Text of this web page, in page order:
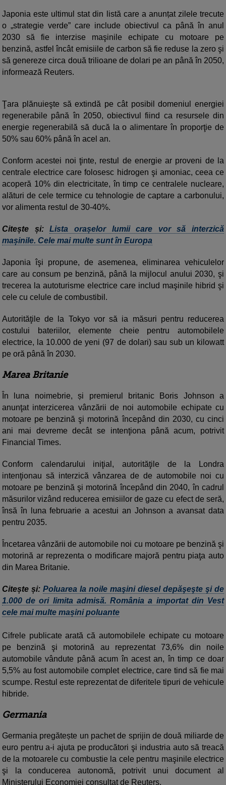
Japonia este ultimul stat din listă care a anunțat zilele trecute
o „strategie verde” care include obiectivul ca până în anul
2030 să fie interzise maşinile echipate cu motoare pe
benzină, astfel încât emisiile de carbon să fie reduse la zero şi
să genereze circa două trilioane de dolari pe an până în 2050,
informează Reuters.
Ţara plănuieşte să extindă pe cât posibil domeniul energiei
regenerabile până în 2050, obiectivul fiind ca resursele din
energie regenerabilă să ducă la o alimentare în proporţie de
50% sau 60% până în acel an.
Conform acestei noi ţinte, restul de energie ar proveni de la
centrale electrice care folosesc hidrogen şi amoniac, ceea ce
acoperă 10% din electricitate, în timp ce centralele nucleare,
alături de cele termice cu tehnologie de captare a carbonului,
vor alimenta restul de 30-40%.
Citește și:Lista orașelor lumii care vor să interzică
mașinile. Cele mai multe sunt în Europa
Japonia îşi propune, de asemenea, eliminarea vehiculelor
care au consum pe benzină, până la mijlocul anului 2030, şi
trecerea la autoturisme electrice care includ maşinile hibrid şi
cele cu celule de combustibil.
Autorităţile de la Tokyo vor să ia măsuri pentru reducerea
costului bateriilor, elemente cheie pentru automobilele
electrice, la 10.000 de yeni (97 de dolari) sau sub un kilowatt
pe oră până în 2030.
Marea Britanie
În luna noimebrie, și premierul britanic Boris Johnson a
anunţat interzicerea vânzării de noi automobile echipate cu
motoare pe benzină şi motorină începând din 2030, cu cinci
ani mai devreme decât se intenţiona până acum, potrivit
Financial Times.
Conform calendarului iniţial, autorităţile de la Londra
intenţionau să interzică vânzarea de de automobile noi cu
motoare pe benzină şi motorină începând din 2040, în cadrul
măsurilor vizând reducerea emisiilor de gaze cu efect de seră,
însă în luna februarie a acestui an Johnson a avansat data
pentru 2035.
Încetarea vânzării de automobile noi cu motoare pe benzină şi
motorină ar reprezenta o modificare majoră pentru piaţa auto
din Marea Britanie.
Citește și: Poluarea la noile maşini diesel depăşeşte şi de
1.000 de ori limita admisă. România a importat din Vest
cele mai multe mașini poluante
Cifrele publicate arată că automobilele echipate cu motoare
pe benzină şi motorină au reprezentat 73,6% din noile
automobile vândute până acum în acest an, în timp ce doar
5,5% au fost automobile complet electrice, care tind să fie mai
scumpe. Restul este reprezentat de diferitele tipuri de vehicule
hibride.
Germania
Germania pregătește un pachet de sprijin de două miliarde de
euro pentru a-i ajuta pe producători şi industria auto să treacă
de la motoarele cu combustie la cele pentru maşinile electrice
şi la conducerea autonomă, potrivit unui document al
Ministerului Economiei consultat de Reuters.